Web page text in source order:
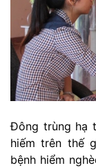
Đông trùng hạ
hiếm trên thế
bệnh hiểm